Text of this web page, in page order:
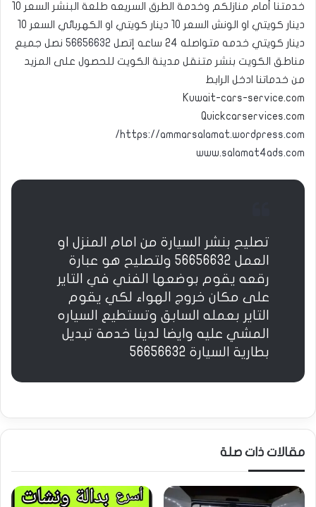
خدمتنا أمام منازلكم وخدمة الطرق السريعه طلعة البنشر السعر 10
دينار كويتي او الونش السعر 10 دينار كويتي او الكهربائي السعر 10
دينار كويتي خدمه متواصله 24 ساعه إتصل
56656632 نصل جميع
مناطق الكويت بنشر متنقل مدينة الكويت للحصول على المزيد
من خدماتنا ادخل الرابط
Kuwait-cars-service.com
Quickcarservices.com
https://ammarsalamat.wordpress.com/
www.salamat4ads.com
تصليح بنشر السيارة من امام المنزل او
العمل 56656632 ولتصليح هو عبارة
رقعه يقوم بوضعها الفني في التاير
على مكان خروج الهواء لكي يقوم
التاير بعمله السابق وتستطيع السياره
المشي عليه وايضا لدينا خدمة تبديل
بطارية السيارة 56656632
مقالات ذات صلة